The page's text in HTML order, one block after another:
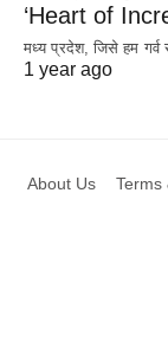
‘Heart of
मध्य प्रदेश, जिसे हम
1 year ago
About Us Terms